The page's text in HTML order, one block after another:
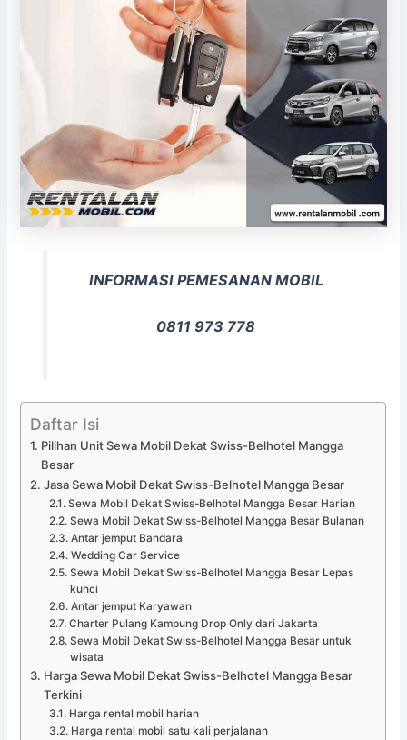
INFORMASI PEMESANAN MOBIL
0811 973 778
Daftar Isi
Pilihan Unit Sewa Mobil Dekat Swiss-Belhotel Mangga
Besar
Jasa Sewa Mobil Dekat Swiss-Belhotel Mangga Besar
Sewa Mobil Dekat Swiss-Belhotel Mangga Besar Harian
Sewa Mobil Dekat Swiss-Belhotel Mangga Besar Bulanan
Antar jemput Bandara
Wedding Car Service
Sewa Mobil Dekat Swiss-Belhotel Mangga Besar Lepas
kunci
Antar jemput Karyawan
Charter Pulang Kampung Drop Only dari Jakarta
Sewa Mobil Dekat Swiss-Belhotel Mangga Besar untuk
wisata
Harga Sewa Mobil Dekat Swiss-Belhotel Mangga Besar
Terkini
Harga rental mobil harian
Harga rental mobil satu kali perjalanan